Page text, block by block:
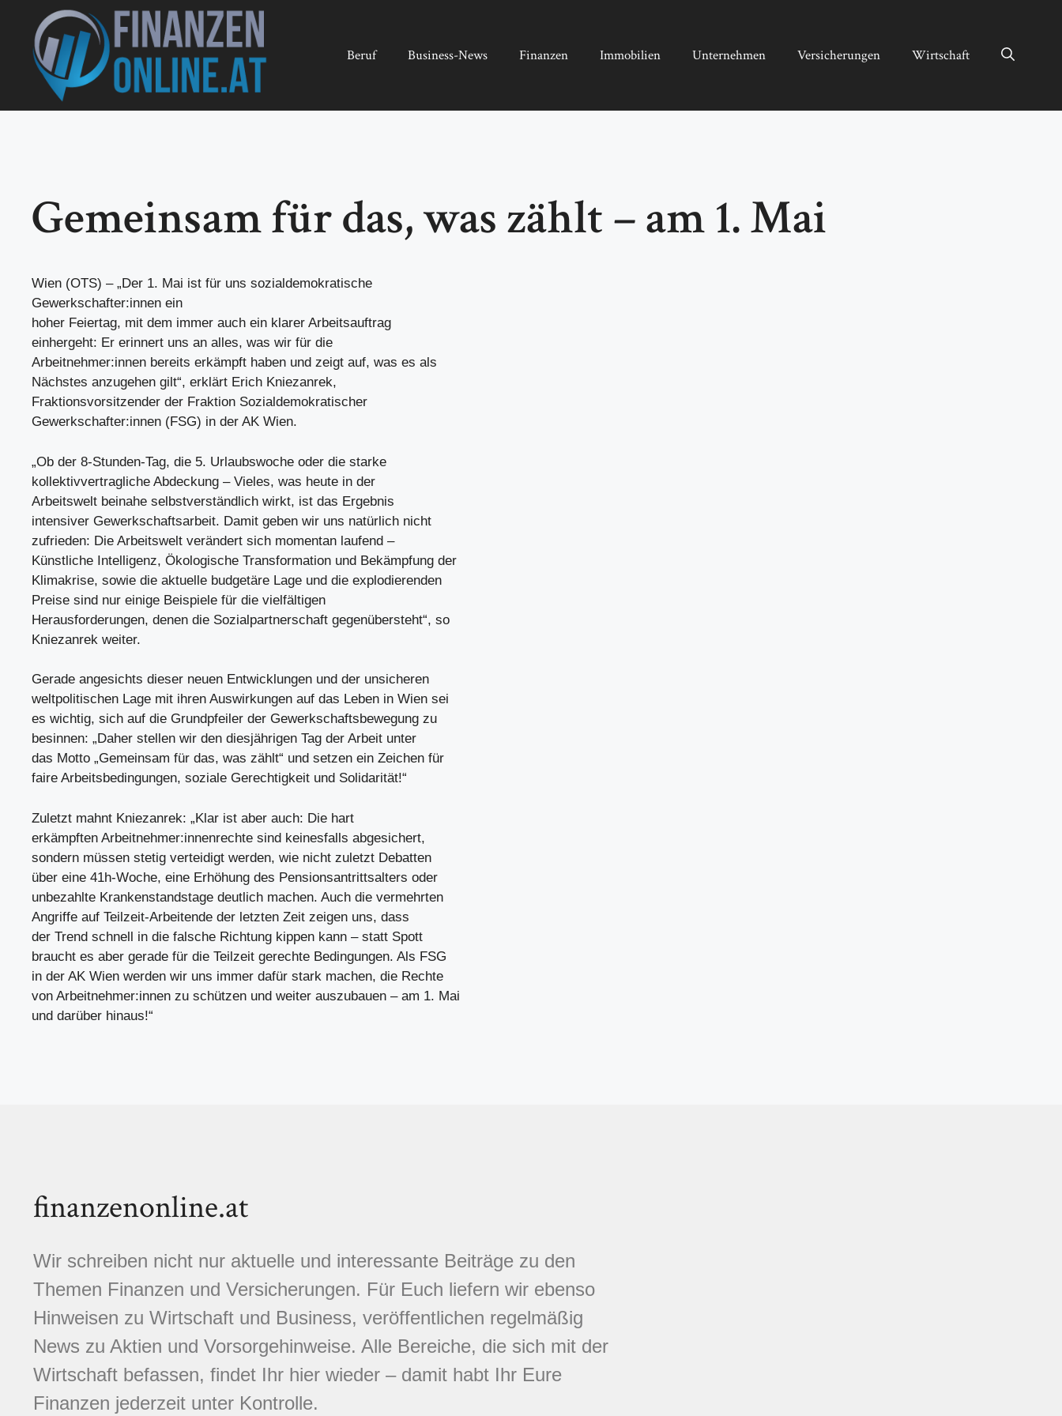
springen
Beruf Business-News Finanzen Immobilien Unternehmen Versicherungen Wirtschaft
Gemeinsam für das, was zählt – am 1. Mai
Wien (OTS) – „Der 1. Mai ist für uns sozialdemokratische
Gewerkschafter:innen ein
hoher Feiertag, mit dem immer auch ein klarer Arbeitsauftrag
einhergeht: Er erinnert uns an alles, was wir für die
Arbeitnehmer:innen bereits erkämpft haben und zeigt auf, was es als
Nächstes anzugehen gilt“, erklärt Erich Kniezanrek,
Fraktionsvorsitzender der Fraktion Sozialdemokratischer
Gewerkschafter:innen (FSG) in der AK Wien.
„Ob der 8-Stunden-Tag, die 5. Urlaubswoche oder die starke
kollektivvertragliche Abdeckung – Vieles, was heute in der
Arbeitswelt beinahe selbstverständlich wirkt, ist das Ergebnis
intensiver Gewerkschaftsarbeit. Damit geben wir uns natürlich nicht
zufrieden: Die Arbeitswelt verändert sich momentan laufend –
Künstliche Intelligenz, Ökologische Transformation und Bekämpfung der
Klimakrise, sowie die aktuelle budgetäre Lage und die explodierenden
Preise sind nur einige Beispiele für die vielfältigen
Herausforderungen, denen die Sozialpartnerschaft gegenübersteht“, so
Kniezanrek weiter.
Gerade angesichts dieser neuen Entwicklungen und der unsicheren
weltpolitischen Lage mit ihren Auswirkungen auf das Leben in Wien sei
es wichtig, sich auf die Grundpfeiler der Gewerkschaftsbewegung zu
besinnen: „Daher stellen wir den diesjährigen Tag der Arbeit unter
das Motto „Gemeinsam für das, was zählt“ und setzen ein Zeichen für
faire Arbeitsbedingungen, soziale Gerechtigkeit und Solidarität!“
Zuletzt mahnt Kniezanrek: „Klar ist aber auch: Die hart
erkämpften Arbeitnehmer:innenrechte sind keinesfalls abgesichert,
sondern müssen stetig verteidigt werden, wie nicht zuletzt Debatten
über eine 41h-Woche, eine Erhöhung des Pensionsantrittsalters oder
unbezahlte Krankenstandstage deutlich machen. Auch die vermehrten
Angriffe auf Teilzeit-Arbeitende der letzten Zeit zeigen uns, dass
der Trend schnell in die falsche Richtung kippen kann – statt Spott
braucht es aber gerade für die Teilzeit gerechte Bedingungen. Als FSG
in der AK Wien werden wir uns immer dafür stark machen, die Rechte
von Arbeitnehmer:innen zu schützen und weiter auszubauen – am 1. Mai
und darüber hinaus!“
finanzenonline.at
Wir schreiben nicht nur aktuelle und interessante Beiträge zu den
Themen Finanzen und Versicherungen. Für Euch liefern wir ebenso
Hinweisen zu Wirtschaft und Business, veröffentlichen regelmäßig
News zu Aktien und Vorsorgehinweise. Alle Bereiche, die sich mit der
Wirtschaft befassen, findet Ihr hier wieder – damit habt Ihr Eure
Finanzen jederzeit unter Kontrolle.